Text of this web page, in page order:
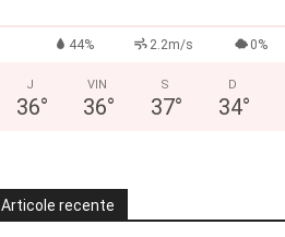
44% 2.2m/s 0%
J
36°
VIN
36°
S
37°
D
34°
Articole recente